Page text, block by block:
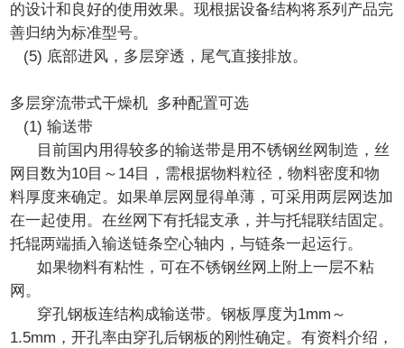
的设计和良好的使用效果。现根据设备结构将系列产品完
善归纳为标准型号。
(5) 底部进风，多层穿透，尾气直接排放。
多层穿流带式干燥机 多种配置可选
(1) 输送带
目前国内用得较多的输送带是用不锈钢丝网制造，丝
网目数为10目～14目，需根据物料粒径，物料密度和物
料厚度来确定。如果单层网显得单薄，可采用两层网迭加
在一起使用。在丝网下有托辊支承，并与托辊联结固定。
托辊两端插入输送链条空心轴内，与链条一起运行。
如果物料有粘性，可在不锈钢丝网上附上一层不粘
网。
穿孔钢板连结构成输送带。钢板厚度为1mm～
1.5mm，开孔率由穿孔后钢板的刚性确定。有资料介绍，